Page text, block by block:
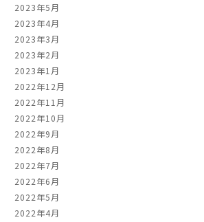
2023年5月
2023年4月
2023年3月
2023年2月
2023年1月
2022年12月
2022年11月
2022年10月
2022年9月
2022年8月
2022年7月
2022年6月
2022年5月
2022年4月